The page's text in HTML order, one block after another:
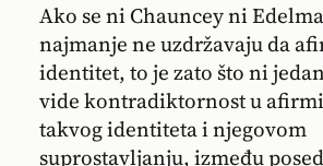
Ako se ni Chauncey ni
najmanje ne uzdržavaju da
identitet, to je zato što ni
vide kontradiktornost u
takvog identiteta i njegovom
suprostavljanju, između